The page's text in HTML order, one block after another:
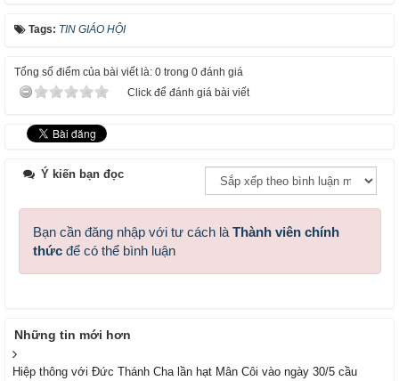
Tags: TIN GIÁO HỘI
Tổng số điểm của bài viết là: 0 trong 0 đánh giá
Click để đánh giá bài viết
Ý kiến bạn đọc
Bạn cần đăng nhập với tư cách là Thành viên chính
thức để có thể bình luận
Những tin mới hơn
Hiệp thông với Đức Thánh Cha lần hạt Mân Côi vào ngày 30/5 cầu